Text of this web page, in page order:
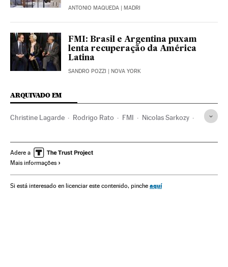
ANTONIO MAQUEDA | MADRI
FMI: Brasil e Argentina puxam
lenta recuperação da América
Latina
SANDRO POZZI | NOVA YORK
ARQUIVADO EM
Christine Lagarde Rodrigo Rato FMI Nicolas Sarkozy
Organizações internacionais
Adere a
Mais informações
Si está interesado en licenciar este contenido, pinche aquí